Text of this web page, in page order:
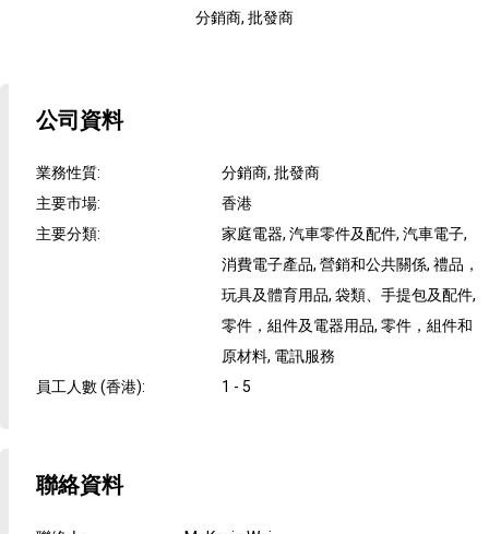
分銷商, 批發商
公司資料
業務性質:
分銷商, 批發商
主要市場:
香港
主要分類:
家庭電器, 汽車零件及配件, 汽車電子,
消費電子產品, 營銷和公共關係, 禮品，
玩具及體育用品, 袋類、手提包及配件,
零件，組件及電器用品, 零件，組件和
原材料, 電訊服務
員工人數 (香港): 1 - 5
聯絡資料